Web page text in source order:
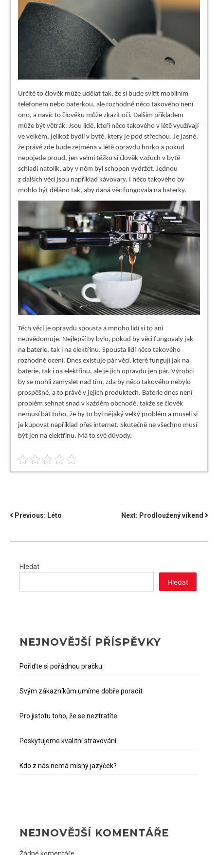
Určitě to člověk může udělat tak, že si bude svítit mobilním
telefonem nebo baterkou, ale rozhodně něco takového není
ono, a navíc to člověku může zkazit oči. Dalším příkladem
může být větrák. Jsou lidé, kteří něco takového v létě využívají
ve velkém, jelikož bydlí v bytě, který je pod střechou. Je jasné,
že právě zde bude zejména v létě opravdu horko a pokud
nepojede proud, jen velmi těžko si člověk vzduch v bytě
schladí natolik, aby v něm byl schopen vydržet. Jednou
z dalších věcí jsou například kávovary. I něco takového by
mohlo být děláno tak, aby daná věc fungovala na baterky.
Těch věcí je opravdu spousta a mnoho lidí si to ani
neuvědomuje. Nejlepší by bylo, pokud by věci fungovaly jak
na baterie, tak i na elektřinu. Spousta lidí něco takového
rozhodně ocení. Dnes existuje pár věcí, které fungují jak na
baterie, tak i na elektřinu, ale je jich opravdu jen pár. Výrobci
by se mohli zamyslet nad tím, zda by něco takového nebylo
prospěšné, a to právě v jejich produktech. Baterie dnes není
problém sehnat snad v každém obchodě, takže se člověk
nemusí bát toho, že by to byl nějaký velký problém a museli si
je kupovat například přes internet. Skutečně ne všechno musí
být jen na elektřinu. Má to své důvody.
NAVIGACE
Previous: Léto Next: Prodloužený víkend
Hledat
Hledat
NEJNOVĚJŠÍ PŘÍSPĚVKY
Pořiďte si pořádnou pračku
Svým zákazníkům umíme dobře poradit
Pro jistotu toho, že se neztratíte
Poskytujeme kvalitní stravování
Kdo z nás nemá mlsný jazýček?
NEJNOVĚJŠÍ KOMENTÁŘE